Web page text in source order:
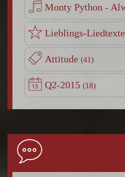
Lieblings-Liedtexte
Attitude
Q2-2015